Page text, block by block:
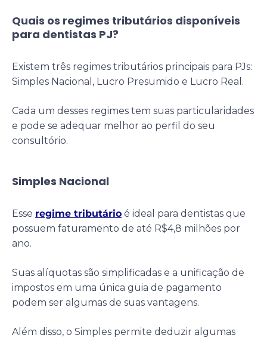
Quais os regimes tributários disponíveis
para dentistas PJ?
Existem três regimes tributários principais para PJs:
Simples Nacional, Lucro Presumido e Lucro Real.
Cada um desses regimes tem suas particularidades
e pode se adequar melhor ao perfil do seu
consultório.
Simples Nacional
Esse regime tributário é ideal para dentistas que
possuem faturamento de até R$4,8 milhões por
ano.
Suas alíquotas são simplificadas e a unificação de
impostos em uma única guia de pagamento
podem ser algumas de suas vantagens.
Além disso, o Simples permite deduzir algumas